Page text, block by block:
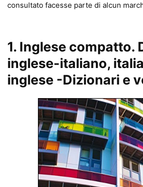
consultato facesse parte di alcun
1. Inglese compatto.
inglese-italiano,
inglese -Dizionari e